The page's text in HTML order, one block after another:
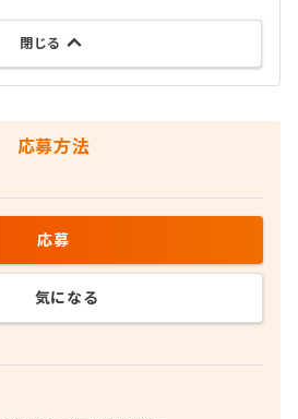
閉じる
応募方法
応募
気になる